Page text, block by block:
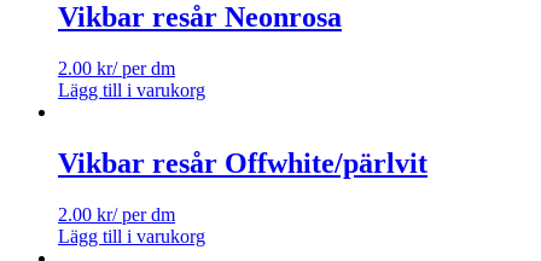
Vikbar resår Neonrosa
2.00 kr/ per dm
Lägg till i varukorg
Vikbar resår Offwhite/pärlvit
2.00 kr/ per dm
Lägg till i varukorg